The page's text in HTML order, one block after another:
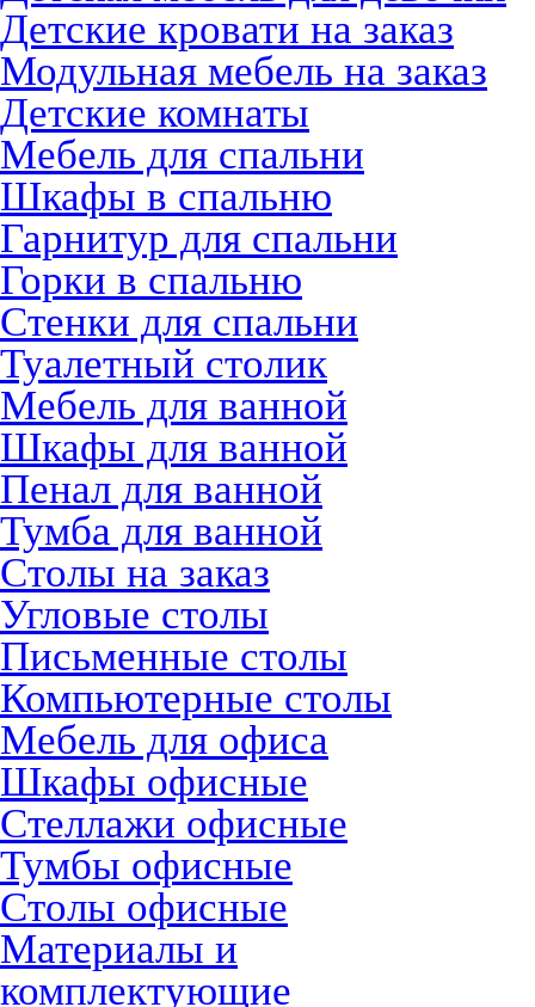
Детские кровати на заказ
Модульная мебель на заказ
Детские комнаты
Мебель для спальни
Шкафы в спальню
Гарнитур для спальни
Горки в спальню
Стенки для спальни
Туалетный столик
Мебель для ванной
Шкафы для ванной
Пенал для ванной
Тумба для ванной
Столы на заказ
Угловые столы
Письменные столы
Компьютерные столы
Мебель для офиса
Шкафы офисные
Стеллажи офисные
Тумбы офисные
Столы офисные
Материалы и
комплектующие